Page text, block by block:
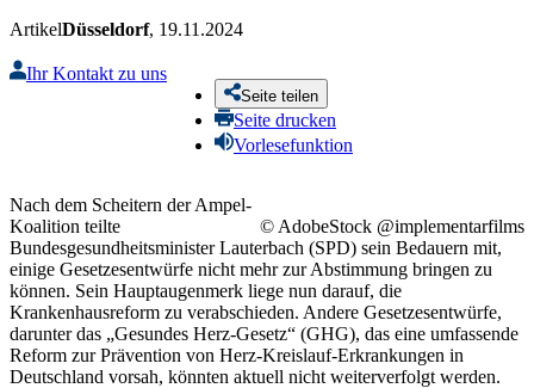
ArtikelDüsseldorf, 19.11.2024
Ihr Kontakt zu uns
Seite teilen
Seite drucken
Vorlesefunktion
© AdobeStock @implementarfilms
Nach dem Scheitern der Ampel-
Koalition teilte
Bundesgesundheitsminister Lauterbach (SPD) sein Bedauern mit,
einige Gesetzesentwürfe nicht mehr zur Abstimmung bringen zu
können. Sein Hauptaugenmerk liege nun darauf, die
Krankenhausreform zu verabschieden. Andere Gesetzesentwürfe,
darunter das „Gesundes Herz-Gesetz“ (GHG), das eine umfassende
Reform zur Prävention von Herz-Kreislauf-Erkrankungen in
Deutschland vorsah, könnten aktuell nicht weiterverfolgt werden.